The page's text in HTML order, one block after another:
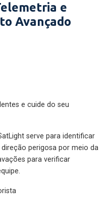
e
Avançado
e cuide do seu
serve para identificar
perigosa por meio da
para verificar